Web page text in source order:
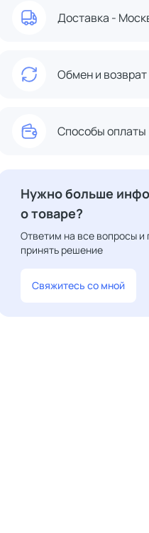
Доставка -
Обмен и возврат
Способы оплаты
Нужно больше
о товаре?
Ответим на все вопросы
принять решение
Свяжитесь со мной